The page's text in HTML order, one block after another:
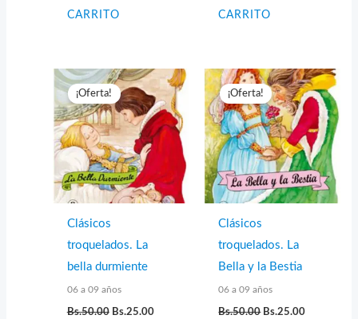
Bs.50.00.
CARRITO
Bs.50.00.
CARRITO
¡Oferta!
Clásicos
troquelados. La
bella durmiente
06 a 09 años
Bs.50.00 El
Bs.25.00El
¡Oferta!
Clásicos
troquelados. La
Bella y la Bestia
06 a 09 años
Bs.50.00 El
Bs.25.00